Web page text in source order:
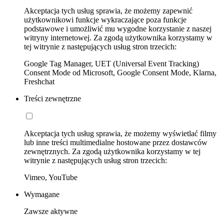
Akceptacja tych usług sprawia, że możemy zapewnić
użytkownikowi funkcje wykraczające poza funkcje
podstawowe i umożliwić mu wygodne korzystanie z naszej
witryny internetowej. Za zgodą użytkownika korzystamy w
tej witrynie z następujących usług stron trzecich:
Google Tag Manager, UET (Universal Event Tracking)
Consent Mode od Microsoft, Google Consent Mode, Klarna,
Freshchat
Treści zewnętrzne
Akceptacja tych usług sprawia, że możemy wyświetlać filmy
lub inne treści multimedialne hostowane przez dostawców
zewnętrznych. Za zgodą użytkownika korzystamy w tej
witrynie z następujących usług stron trzecich:
Vimeo, YouTube
Wymagane
Zawsze aktywne